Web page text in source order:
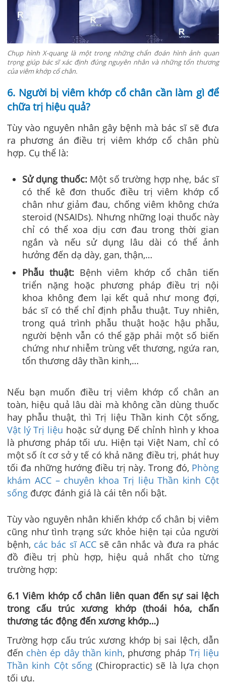
Chụp hình X-quang là một trong những chẩn đoán hình ảnh quan
trọng giúp bác sĩ xác định đúng nguyên nhân và những tổn thương
của viêm khớp cổ chân.
6. Người bị viêm khớp cổ chân cần làm gì để
chữa trị hiệu quả?
Tùy vào nguyên nhân gây bệnh mà bác sĩ sẽ đưa
ra phương án điều trị viêm khớp cổ chân phù
hợp. Cụ thể là:
Sử dụng thuốc: Một số trường hợp nhẹ, bác sĩ
có thể kê đơn thuốc điều trị viêm khớp cổ
chân như giảm đau, chống viêm không chứa
steroid (NSAIDs). Nhưng những loại thuốc này
chỉ có thể xoa dịu cơn đau trong thời gian
ngắn và nếu sử dụng lâu dài có thể ảnh
hưởng đến dạ dày, gan, thận,…
Phẫu thuật: Bệnh viêm khớp cổ chân tiến
triển nặng hoặc phương pháp điều trị nội
khoa không đem lại kết quả như mong đợi,
bác sĩ có thể chỉ định phẫu thuật. Tuy nhiên,
trong quá trình phẫu thuật hoặc hậu phẫu,
người bệnh vẫn có thể gặp phải một số biến
chứng như nhiễm trùng vết thương, ngứa ran,
tổn thương dây thần kinh,…
Nếu bạn muốn điều trị viêm khớp cổ chân an
toàn, hiệu quả lâu dài mà không cần dùng thuốc
hay phẫu thuật, thì Trị liệu Thần kinh Cột sống,
Vật lý Trị liệu hoặc sử dụng Đế chỉnh hình y khoa
là phương pháp tối ưu. Hiện tại Việt Nam, chỉ có
một số ít cơ sở y tế có khả năng điều trị, phát huy
tối đa những hướng điều trị này. Trong đó, Phòng
khám ACC – chuyên khoa Trị liệu Thần kinh Cột
sống được đánh giá là cái tên nổi bật.
Tùy vào nguyên nhân khiến khớp cổ chân bị viêm
cũng như tình trạng sức khỏe hiện tại của người
bệnh, các bác sĩ ACCsẽ cân nhắc và đưa ra phác
đồ điều trị phù hợp, hiệu quả nhất cho từng
trường hợp:
6.1 Viêm khớp cổ chân liên quan đến sự sai lệch
trong cấu trúc xương khớp (thoái hóa, chấn
thương tác động đến xương khớp…)
Trường hợp cấu trúc xương khớp bị sai lệch, dẫn
đến chèn ép dây thần kinh, phương pháp Trị liệu
Thần kinh Cột sống(Chiropractic) sẽ là lựa chọn
tối ưu.